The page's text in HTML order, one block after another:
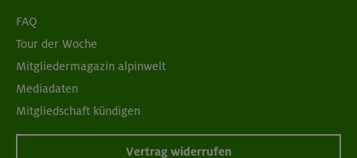
FAQ
Tour der Woche
Mitgliedermagazin alpinwelt
Mediadaten
Mitgliedschaft kündigen
Vertrag widerrufen